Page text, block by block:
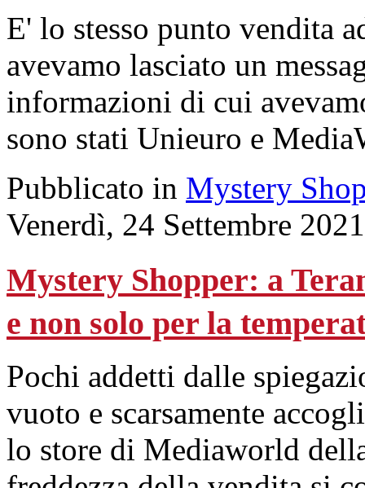
E' lo stesso punto vendita
avevamo lasciato un
informazioni di cui
sono stati Unieuro e
Pubblicato in Mystery
Venerdì, 24 Settembre
Mystery Shopper: a
e non solo per la
Pochi addetti dalle
vuoto e scarsamente
lo store di Mediaworld